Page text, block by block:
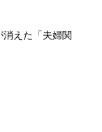
えた「夫婦関